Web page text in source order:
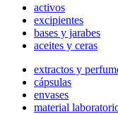
activos
excipientes
bases y jarabes
aceites y ceras
extractos y
cápsulas
envases
material